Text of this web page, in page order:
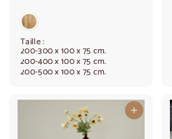
i
r
d
€
2
.
Taille :
200-300 x 100 x 75 cm.
200-400 x 100 x 75 cm.
200-500 x 100 x 75 cm.
Ajouter au panier